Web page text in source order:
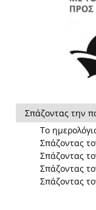
Σπάζοντας την
Το
Σπάζοντας
Σπάζοντας
Σπάζοντας
Σπάζοντας